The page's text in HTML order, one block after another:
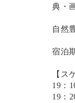
典 ・
自然
宿泊
【ス
19：
19：